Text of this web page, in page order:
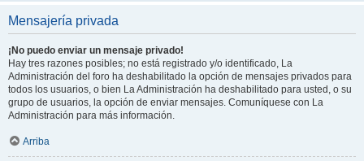
Mensajería privada
¡No puedo enviar un mensaje privado!
Hay tres razones posibles; no está registrado y/o identificado, La
Administración del foro ha deshabilitado la opción de mensajes privados para
todos los usuarios, o bien La Administración ha deshabilitado para usted, o su
grupo de usuarios, la opción de enviar mensajes. Comuníquese con La
Administración para más información.
Arriba